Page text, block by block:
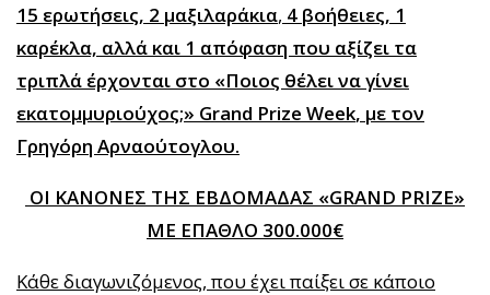
15 ερωτήσεις, 2 μαξιλαράκια, 4 βοήθειες, 1
καρέκλα, αλλά και 1 απόφαση που αξίζει τα
τριπλά έρχονται στο «Ποιος θέλει να γίνει
εκατομμυριούχος;» Grand Prize Week, με τον
Γρηγόρη Αρναούτογλου.
ΟΙ ΚΑΝΟΝΕΣ ΤΗΣ ΕΒΔΟΜΑΔΑΣ «GRAND PRIZE»
ΜΕ ΕΠΑΘΛΟ 300.000€
Κάθε διαγωνιζόμενος, που έχει παίξει σε κάποιο